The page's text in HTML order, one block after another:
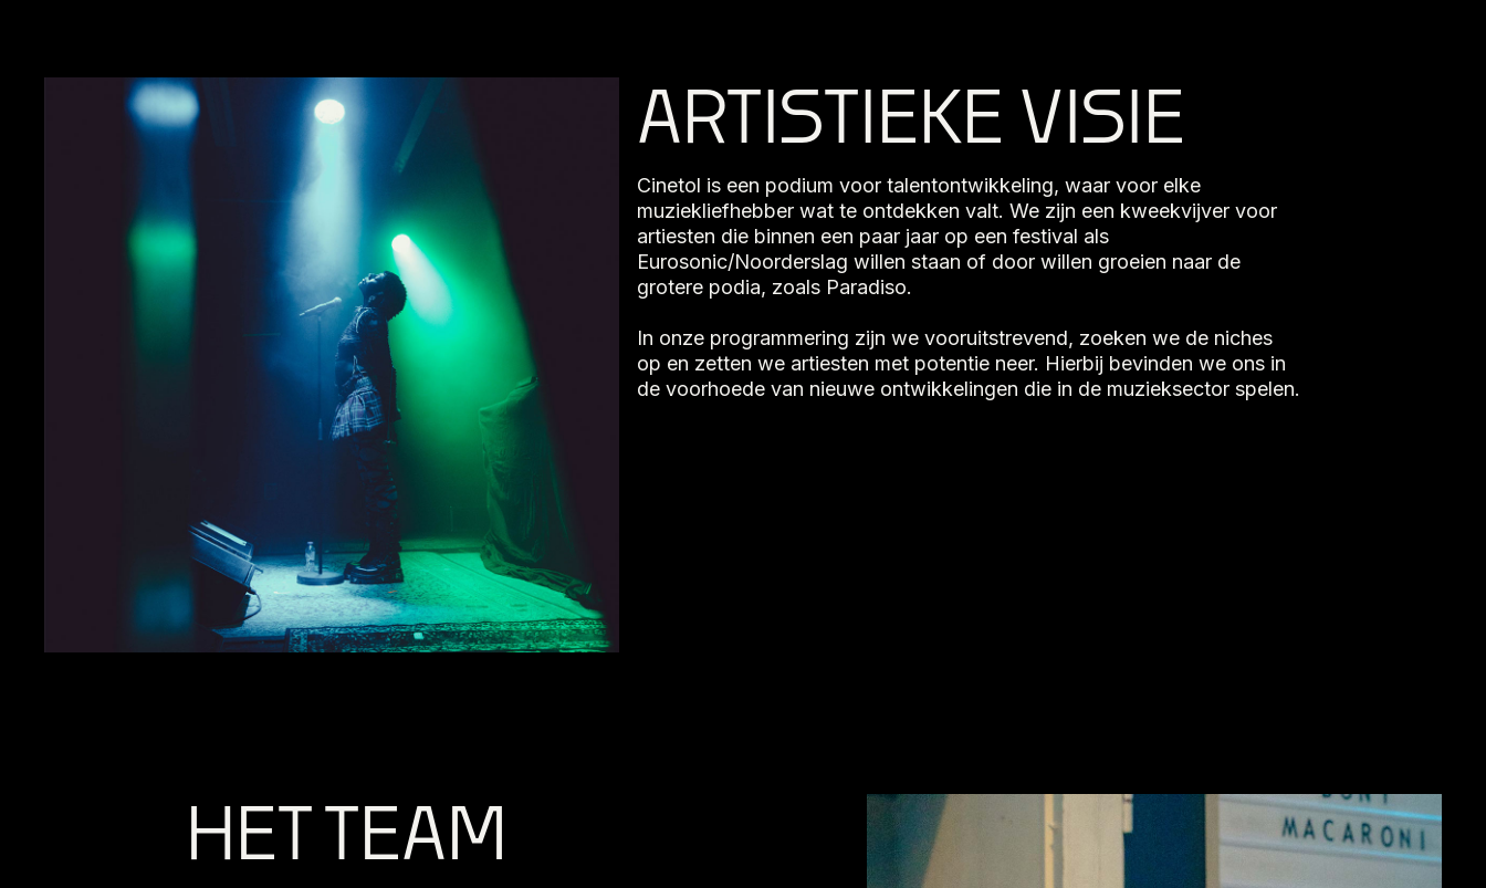
ARTISTIEKE VISIE
Cinetol is een podium voor talentontwikkeling, waar voor elke
muziekliefhebber wat te ontdekken valt. We zijn een kweekvijver voor
artiesten die binnen een paar jaar op een festival als
Eurosonic/Noorderslag willen staan of door willen groeien naar de
grotere podia, zoals Paradiso.
In onze programmering zijn we vooruitstrevend, zoeken we de niches
op en zetten we artiesten met potentie neer. Hierbij bevinden we ons in
de voorhoede van nieuwe ontwikkelingen die in de muzieksector spelen.
HET TEAM